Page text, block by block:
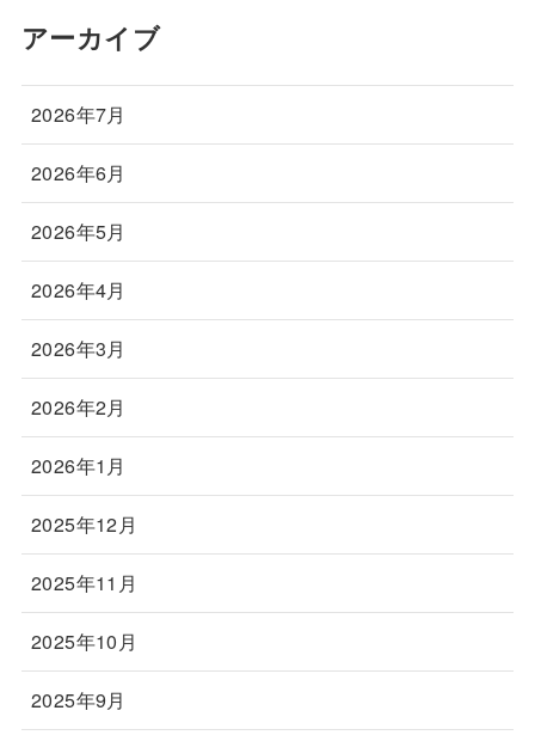
アーカイブ
2026年7月
2026年6月
2026年5月
2026年4月
2026年3月
2026年2月
2026年1月
2025年12月
2025年11月
2025年10月
2025年9月